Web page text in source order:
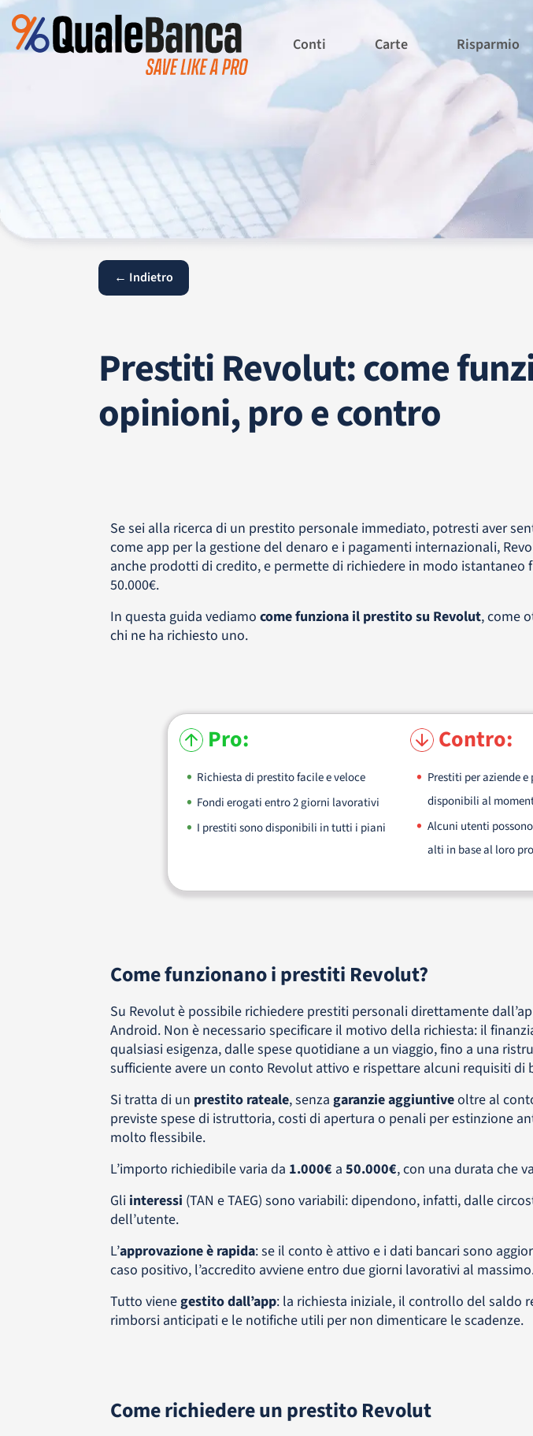
Conti Carte Risparmio
← Indietro
Prestiti Revolut: come
opinioni, pro e contro
Se sei alla ricerca di un prestito personale immediato, potresti aver
come app per la gestione del denaro e i pagamenti internazionali,
anche prodotti di credito, e permette di richiedere in modo istantaneo
50.000€.
In questa guida vediamo come funziona il prestito su Revolut, come
chi ne ha richiesto uno.
Pro:
Richiesta di prestito facile e veloce
Fondi erogati entro 2 giorni lavorativi
I prestiti sono disponibili in tutti i piani
Contro:
Prestiti per aziende
disponibili al
Alcuni utenti
alti in base al loro
Come funzionano i prestiti Revolut?
Su Revolut è possibile richiedere prestiti personali direttamente
Android. Non è necessario specificare il motivo della richiesta: il
qualsiasi esigenza, dalle spese quotidiane a un viaggio, fino a una
sufficiente avere un conto Revolut attivo e rispettare alcuni requisiti di
Si tratta di un prestito rateale, senza garanzie aggiuntiveoltre al
previste spese di istruttoria, costi di apertura o penali per estinzione
molto flessibile.
L’importo richiedibile varia da 1.000€ a 50.000€, con una durata che
Gli interessi (TAN e TAEG) sono variabili: dipendono, infatti, dalle
dell’utente.
L’approvazione è rapida: se il conto è attivo e i dati bancari sono
caso positivo, l’accredito avviene entro due giorni lavorativi al
Tutto viene gestito dall’app: la richiesta iniziale, il controllo del saldo
rimborsi anticipati e le notifiche utili per non dimenticare le scadenze.
Come richiedere un prestito Revolut